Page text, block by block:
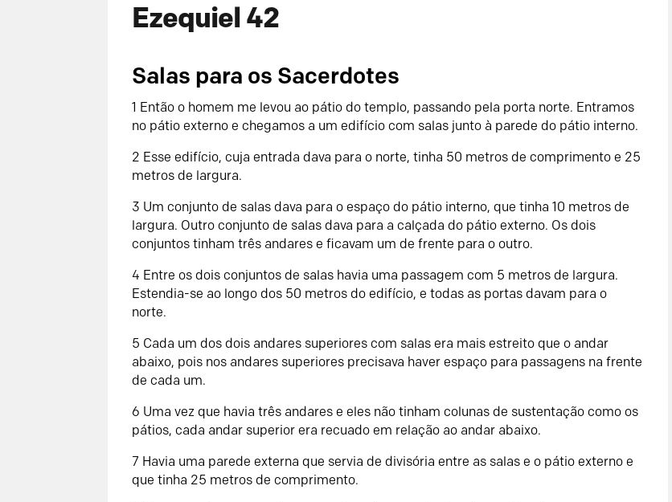
Ezequiel 42
Salas para os Sacerdotes
1 Então o homem me levou ao pátio do templo, passando pela porta norte. Entramos
no pátio externo e chegamos a um edifício com salas junto à parede do pátio interno.
2 Esse edifício, cuja entrada dava para o norte, tinha 50 metros de comprimento e 25
metros de largura.
3 Um conjunto de salas dava para o espaço do pátio interno, que tinha 10 metros de
largura. Outro conjunto de salas dava para a calçada do pátio externo. Os dois
conjuntos tinham três andares e ficavam um de frente para o outro.
4 Entre os dois conjuntos de salas havia uma passagem com 5 metros de largura.
Estendia-se ao longo dos 50 metros do edifício, e todas as portas davam para o
norte.
5 Cada um dos dois andares superiores com salas era mais estreito que o andar
abaixo, pois nos andares superiores precisava haver espaço para passagens na frente
de cada um.
6 Uma vez que havia três andares e eles não tinham colunas de sustentação como os
pátios, cada andar superior era recuado em relação ao andar abaixo.
7 Havia uma parede externa que servia de divisória entre as salas e o pátio externo e
que tinha 25 metros de comprimento.